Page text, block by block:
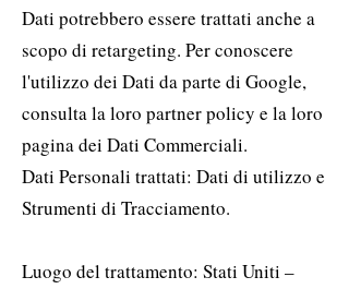
Dati potrebbero essere trattati anche a
scopo di retargeting. Per conoscere
l'utilizzo dei Dati da parte di Google,
consulta la loro partner policy e la loro
pagina dei Dati Commerciali.
Dati Personali trattati: Dati di utilizzo e
Strumenti di Tracciamento.
Luogo del trattamento: Stati Uniti –